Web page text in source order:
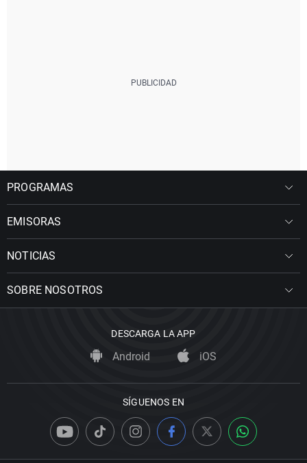
PROGRAMAS
EMISORAS
NOTICIAS
SOBRE NOSOTROS
DESCARGA LA APP
Android iOS
SÍGUENOS EN